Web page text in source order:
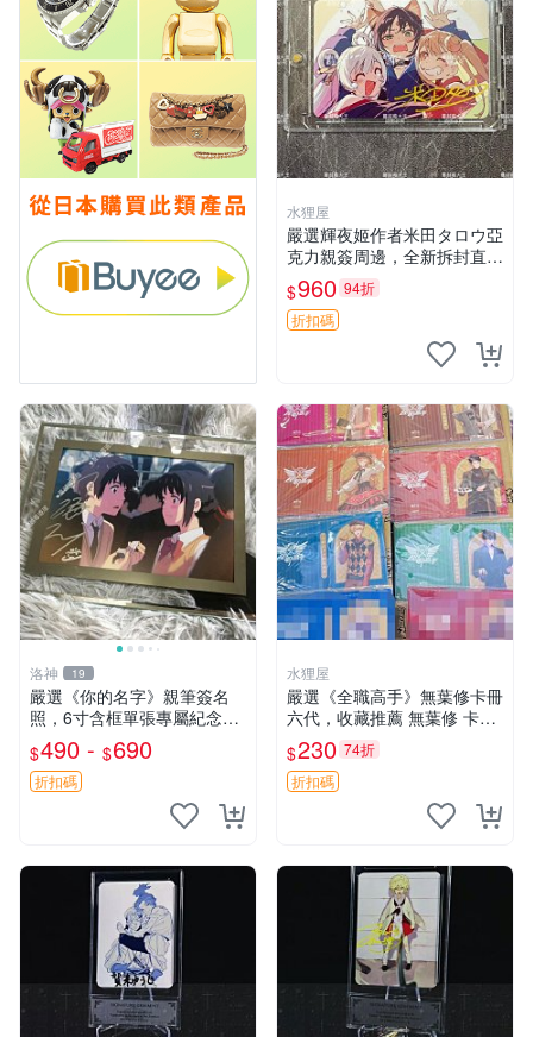
水狸屋
嚴選輝夜姬作者米田タロウ亞
克力親簽周邊，全新拆封直送
愛好者，收藏兼送禮皆宜，專
業包裝防損！限量到貨。 輝
夜姬 米田タロウ 亞克力
$960 94折
折扣碼
洛神 19
嚴選《你的名字》親筆簽名
照，6寸含框單張專屬紀念。
適合收藏與擺放。 你的名字
簽名照 紀念照 單張
$490 - $690
折扣碼
水狸屋
嚴選《全職高手》無葉修卡冊
六代，收藏推薦 無葉修 卡冊
全職高手
$230 74折
折扣碼